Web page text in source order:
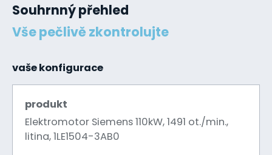
Souhrnný přehled
Vše pečlivě zkontrolujte
vaše konfigurace
produkt
Elektromotor Siemens 110kW, 1491 ot./min.,
litina, 1LE1504-3AB0